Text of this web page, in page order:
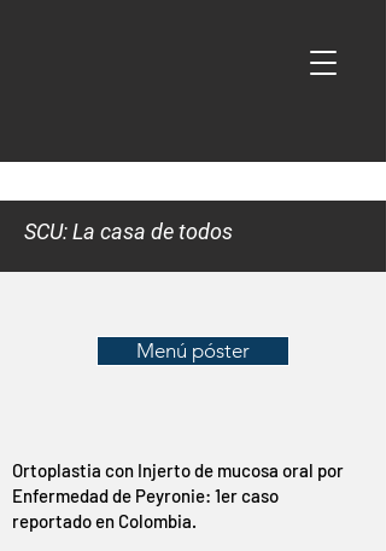
SCU: La casa de todos
Menú póster
Ortoplastia con Injerto de mucosa oral por
Enfermedad de Peyronie: 1er caso
reportado en Colombia.